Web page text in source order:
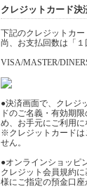
クレジットカード決
下記のクレジットカー
尚、お支払回数は「１
VISA/MASTER/
●決済画面で、クレジ
ドのご名義・有効期
め、お手元にご利用に
※クレジットカードは
せん。
●オンラインショッピ
クレジット会員規約
様にご指定の預金口座